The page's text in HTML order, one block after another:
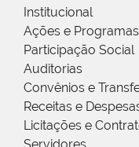
Institucional
Ações e Programas
Participação Social
Auditorias
Convênios e
Receitas e
Licitações e
Servidores